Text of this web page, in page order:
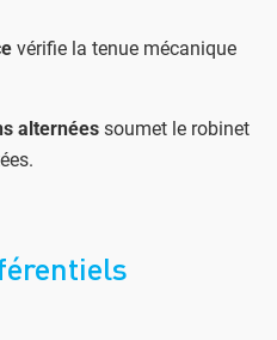
vérifie la tenue mécanique
alternées soumet le robinet